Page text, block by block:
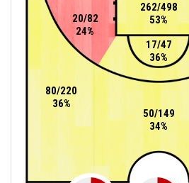
17/47
36%
20/82
24%
262/498
53%
50/149
34%
80/220
36%